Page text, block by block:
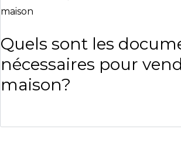
Quels sont les
nécessaires pour
maison?